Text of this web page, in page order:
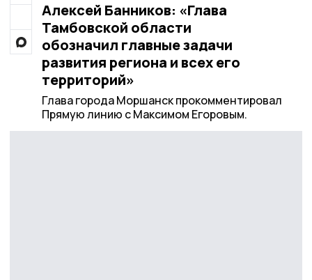
Алексей Банников: «Глава
Тамбовской области
обозначил главные задачи
развития региона и всех его
территорий»
Глава города Моршанск прокомментировал
Прямую линию с Максимом Егоровым.